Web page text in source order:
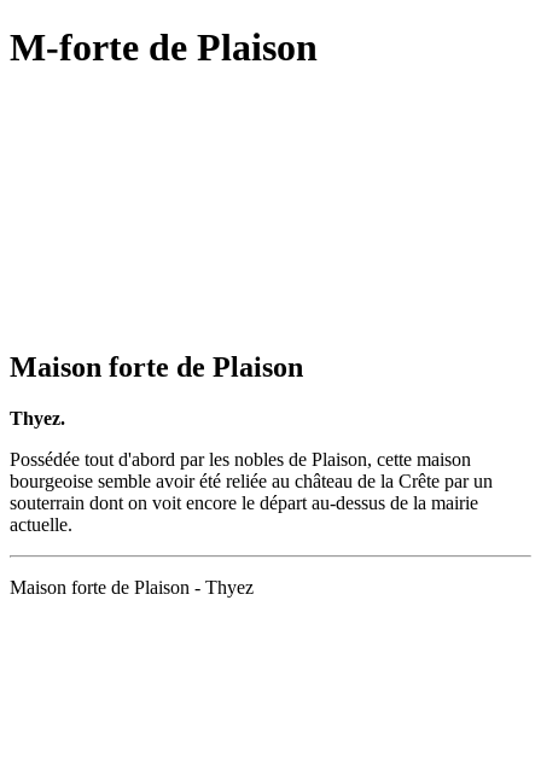
M-forte de Plaison
Maison forte de Plaison
Thyez.
Possédée tout d'abord par les nobles de Plaison, cette maison
bourgeoise semble avoir été reliée au château de la Crête par un
souterrain dont on voit encore le départ au-dessus de la mairie
actuelle.
Maison forte de Plaison - Thyez